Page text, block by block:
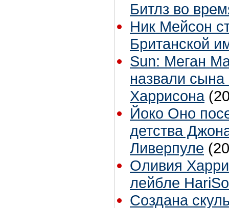
Битлз во
Ник Мейсон
Британской
Sun: Меган
назвали
Харрисона
Йоко Оно
детства
Ливерпуле
Оливия
лейбле
Создана